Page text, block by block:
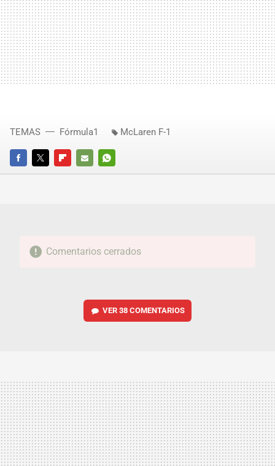
FACEBOOKTWITTERFLIPBOARD
E-
WHATSAPP
TEMAS Fórmula1 McLaren F-1
Comentarios cerrados
VER 38 COMENTARIOS